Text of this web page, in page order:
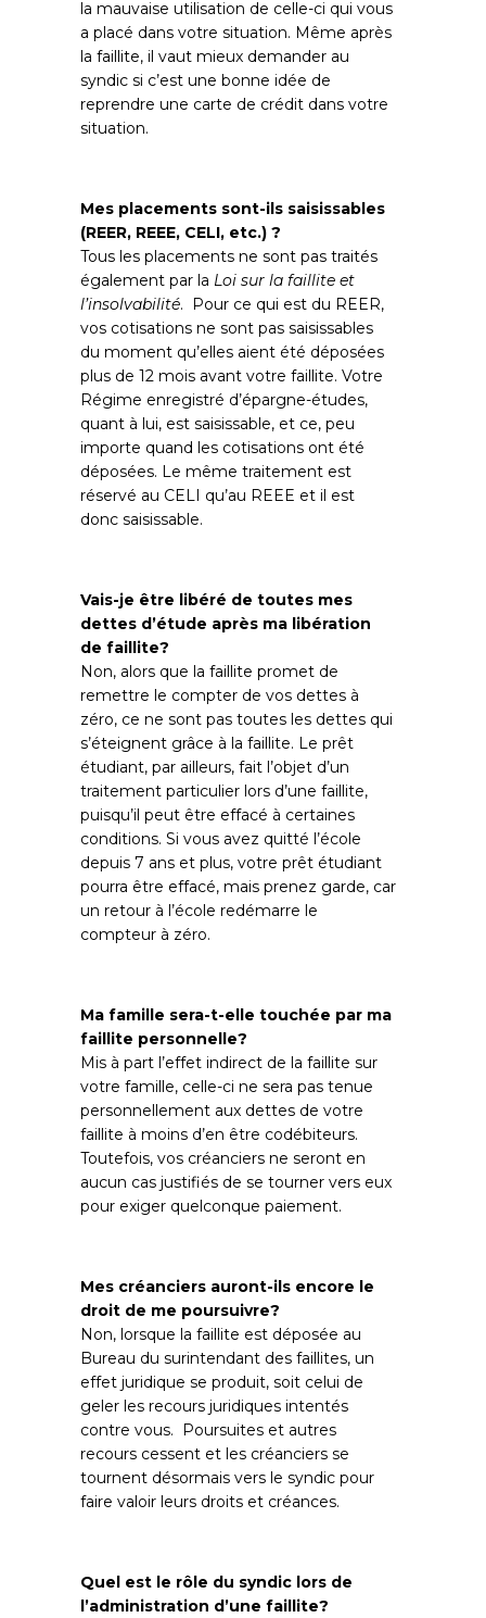
la mauvaise utilisation de celle-ci qui vous
a placé dans votre situation. Même après
la faillite, il vaut mieux demander au
syndic si c’est une bonne idée de
reprendre une carte de crédit dans votre
situation.
Mes placements sont-ils saisissables
(REER, REEE, CELI, etc.) ?
Tous les placements ne sont pas traités
également par la Loi sur la faillite et
l’insolvabilité. Pour ce qui est du REER,
vos cotisations ne sont pas saisissables
du moment qu’elles aient été déposées
plus de 12 mois avant votre faillite. Votre
Régime enregistré d’épargne-études,
quant à lui, est saisissable, et ce, peu
importe quand les cotisations ont été
déposées. Le même traitement est
réservé au CELI qu’au REEE et il est
donc saisissable.
Vais-je être libéré de toutes mes
dettes d’étude après ma libération
de faillite?
Non, alors que la faillite promet de
remettre le compter de vos dettes à
zéro, ce ne sont pas toutes les dettes qui
s’éteignent grâce à la faillite. Le prêt
étudiant, par ailleurs, fait l’objet d’un
traitement particulier lors d’une faillite,
puisqu’il peut être effacé à certaines
conditions. Si vous avez quitté l’école
depuis 7 ans et plus, votre prêt étudiant
pourra être effacé, mais prenez garde, car
un retour à l’école redémarre le
compteur à zéro.
Ma famille sera-t-elle touchée par ma
faillite personnelle?
Mis à part l’effet indirect de la faillite sur
votre famille, celle-ci ne sera pas tenue
personnellement aux dettes de votre
faillite à moins d’en être codébiteurs.
Toutefois, vos créanciers ne seront en
aucun cas justifiés de se tourner vers eux
pour exiger quelconque paiement.
Mes créanciers auront-ils encore le
droit de me poursuivre?
Non, lorsque la faillite est déposée au
Bureau du surintendant des faillites, un
effet juridique se produit, soit celui de
geler les recours juridiques intentés
contre vous. Poursuites et autres
recours cessent et les créanciers se
tournent désormais vers le syndic pour
faire valoir leurs droits et créances.
Quel est le rôle du syndic lors de
l’administration d’une faillite?